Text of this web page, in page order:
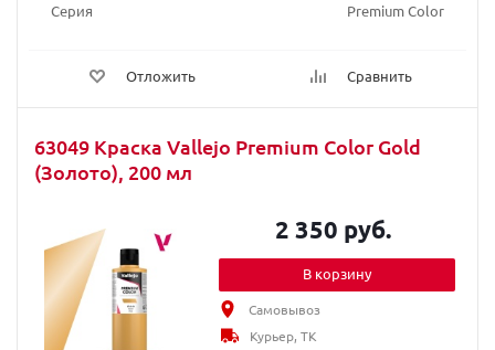
Серия
Premium Color
Отложить Сравнить
63049 Краска Vallejo Premium Color Gold
(Золото), 200 мл
2 350 руб.
В корзину
Самовывоз
Курьер, ТК